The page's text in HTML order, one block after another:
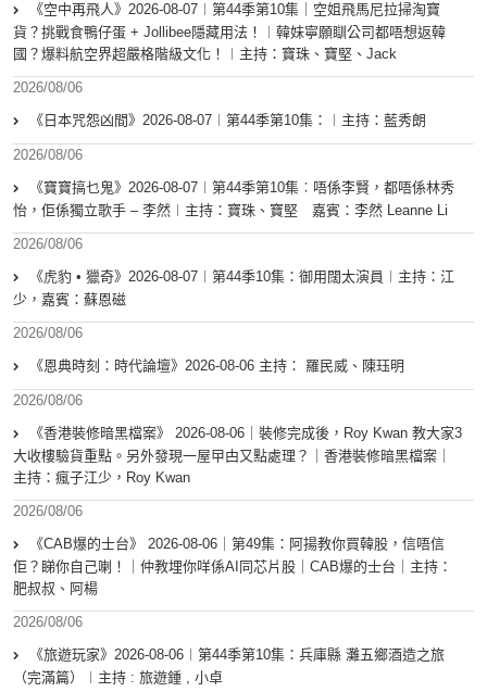
《空中再飛人》2026-08-07︱第44季第10集｜空姐飛馬尼拉掃淘寶
貨？挑戰食鴨仔蛋 + Jollibee隱藏用法！︱韓妹寧願瞓公司都唔想返韓
國？爆料航空界超嚴格階級文化！︱主持：寶珠、寶堅、Jack
2026/08/06
《日本咒怨凶間》2026-08-07︱第44季第10集：︱主持：藍秀朗
2026/08/06
《寶寶搞乜鬼》2026-08-07︱第44季第10集︰唔係李賢，都唔係林秀
怡，佢係獨立歌手 – 李然︱主持：寶珠、寶堅 嘉賓：李然 Leanne Li
2026/08/06
《虎豹 • 獵奇》2026-08-07︱第44季10集：御用闊太演員︱主持：江
少，嘉賓：蘇恩磁
2026/08/06
《恩典時刻：時代論壇》2026-08-06 主持： 羅民威、陳珏明
2026/08/06
《香港裝修暗黑檔案》 2026-08-06｜裝修完成後，Roy Kwan 教大家3
大收樓驗貨重點。另外發現一屋曱甴又點處理？｜香港裝修暗黑檔案｜
主持：瘋子江少，Roy Kwan
2026/08/06
《CAB爆的士台》 2026-08-06｜第49集：阿揚教你買韓股，信唔信
佢？睇你自己喇！｜仲教埋你咩係AI同芯片股｜CAB爆的士台｜主持：
肥叔叔、阿楊
2026/08/06
《旅遊玩家》2026-08-06︱第44季第10集：兵庫縣 灘五鄉酒造之旅
（完滿篇）︱主持 : 旅遊鍾 , 小卓